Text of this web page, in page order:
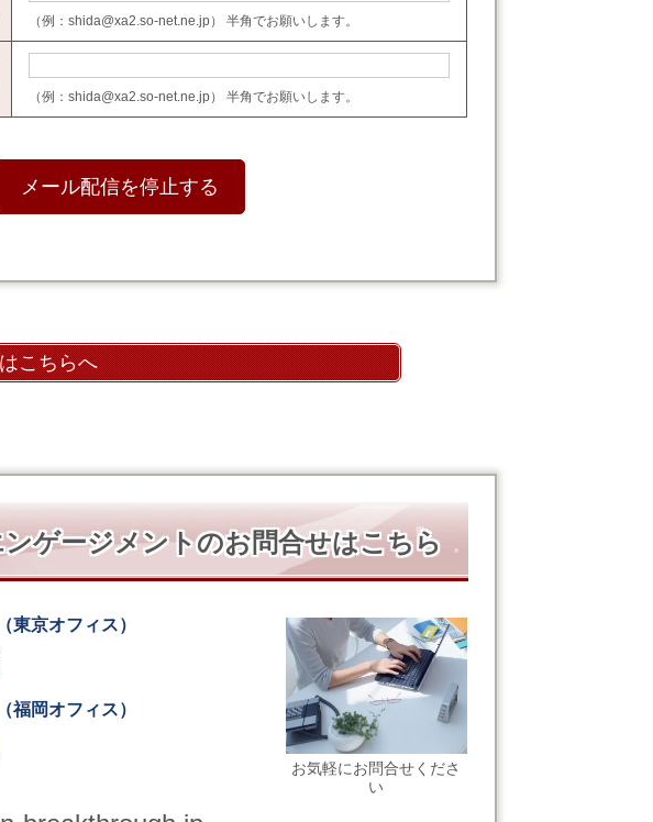
（例：shida@xa2.so-net.ne.jp） 半角でお願いします。
（例：shida@xa2.so-net.ne.jp） 半角でお願いします。
こちらへ
ゲージメントのお問合せはこちら
お気軽にお問合せくださ
い
東京オフィス）
福岡オフィス）